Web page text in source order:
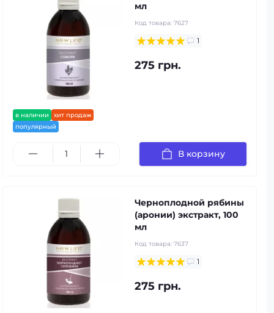
в наличии
хит продаж
популярный
мл
Код товара: 7627
1
275 грн.
В корзину
Черноплодной рябины
(аронии) экстракт, 100
мл
Код товара: 7637
1
275 грн.